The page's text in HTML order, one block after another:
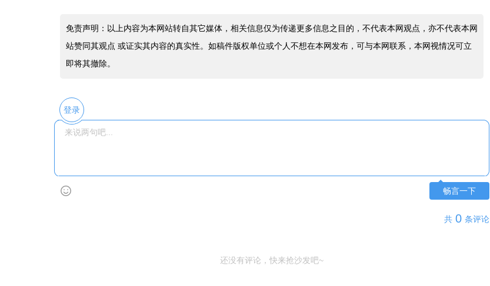
免责声明：以上内容为本网站转自其它媒体，相关信息仅为传递更多信息之目的，不代表本网观点，亦不代表本网
站赞同其观点 或证实其内容的真实性。如稿件版权单位或个人不想在本网发布，可与本网联系，本网视情况可立
即将其撤除。
登录
畅言一下
共 0 条评论
还没有评论，快来抢沙发吧~